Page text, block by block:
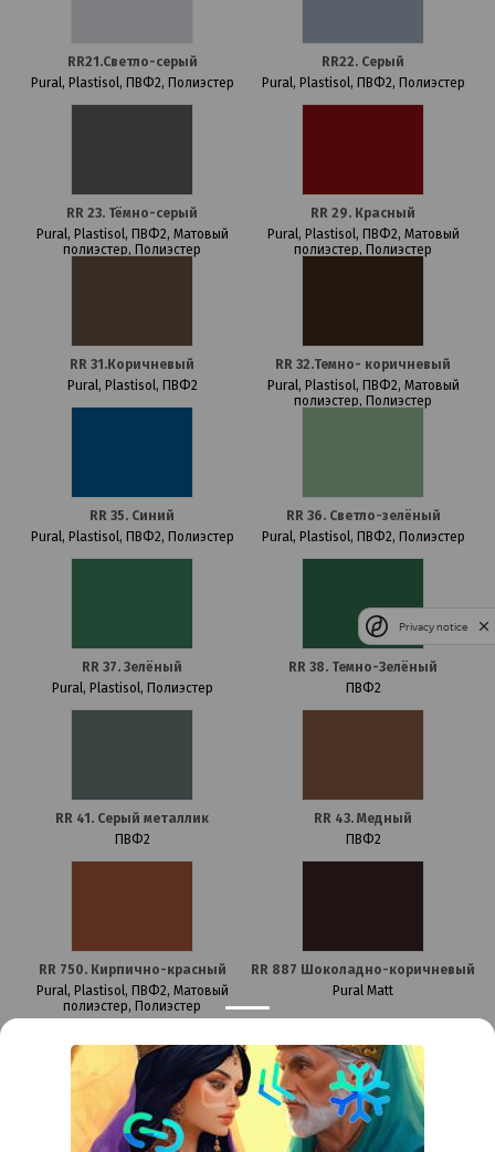
RR21.Светло-серый
Pural, Plastisol, ПВФ2, Полиэстер
RR22. Серый
Pural, Plastisol, ПВФ2, Полиэстер
RR 23. Тёмно-серый
Pural, Plastisol, ПВФ2, Матовый
полиэстер, Полиэстер
RR 29. Красный
Pural, Plastisol, ПВФ2, Матовый
полиэстер, Полиэстер
RR 31.Коричневый
Pural, Plastisol, ПВФ2
RR 32.Темно- коричневый
Pural, Plastisol, ПВФ2, Матовый
полиэстер, Полиэстер
RR 35. Cиний
Pural, Plastisol, ПВФ2, Полиэстер
RR 36. Cветло-зелёный
Pural, Plastisol, ПВФ2, Полиэстер
RR 37. Зелёный
Pural, Plastisol, Полиэстер
RR 38. Темно-Зелёный
ПВФ2
RR 41. Серый металлик
ПВФ2
RR 43. Медный
ПВФ2
RR 750. Кирпично-красный
Pural, Plastisol, ПВФ2, Матовый
полиэстер, Полиэстер
RR 887 Шоколадно-коричневый
Pural Matt
Контакты
Тимашевск Темрюк
Privacy notice